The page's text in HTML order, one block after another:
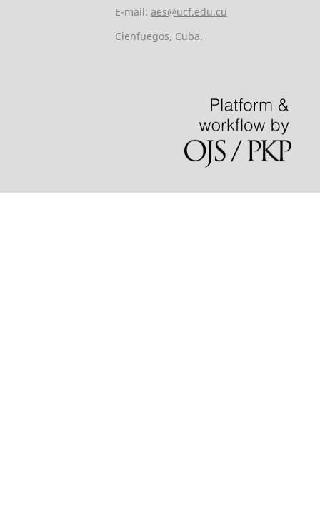
E-mail: aes@ucf.edu.cu
Cienfuegos, Cuba.